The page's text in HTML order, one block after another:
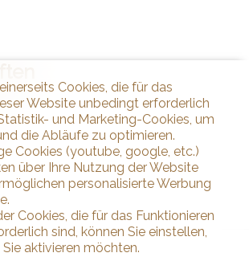
Cookies, die für das
Website unbedingt erforderlich
und Marketing-Cookies, um
die Abläufe zu optimieren.
Cookies (youtube, google, etc.)
über Ihre Nutzung der Website
personalisierte Werbung
Cookies, die für das Funktionieren
sind, können Sie einstellen,
aktivieren möchten.